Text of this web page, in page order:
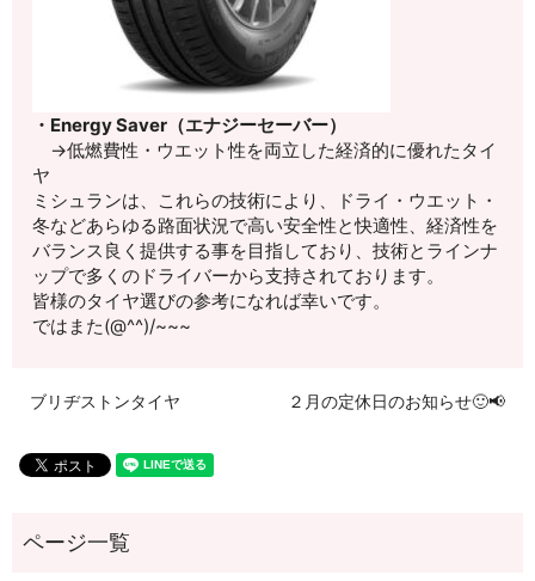
・Energy Saver（エナジーセーバー）
→低燃費性・ウエット性を両立した経済的に優れたタイ
ヤ
ミシュランは、これらの技術により、ドライ・ウエット・
冬などあらゆる路面状況で高い安全性と快適性、経済性を
バランス良く提供する事を目指しており、技術とラインナ
ップで多くのドライバーから支持されております。
皆様のタイヤ選びの参考になれば幸いです。
ではまた(@^^)/~~~
ブリヂストンタイヤ ２月の定休日のお知らせ🙂📢